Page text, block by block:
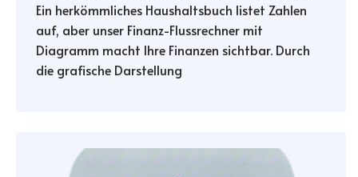
Ein herkömmliches Haushaltsbuch listet Zahlen
auf, aber unser Finanz-Flussrechner mit
Diagramm macht Ihre Finanzen sichtbar. Durch
die grafische Darstellung